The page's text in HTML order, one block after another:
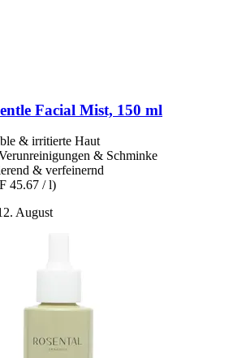
Facial Mist, 150 ml
& irritierte Haut
& Schminke
& verfeinernd
45.67 / l)
August